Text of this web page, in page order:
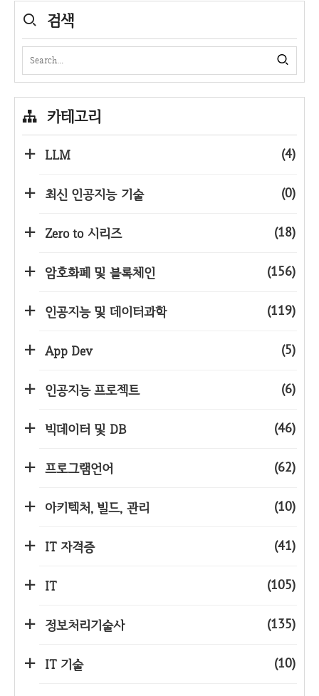
검색
카테고리
LLM (4)
최신 인공지능 기술 (0)
Zero to 시리즈 (18)
암호화폐 및 블록체인 (156)
인공지능 및 데이터과학 (119)
App Dev (5)
인공지능 프로젝트 (6)
빅데이터 및 DB (46)
프로그램언어 (62)
아키텍처, 빌드, 관리 (10)
IT 자격증 (41)
IT (105)
정보처리기술사 (135)
IT 기술 (10)